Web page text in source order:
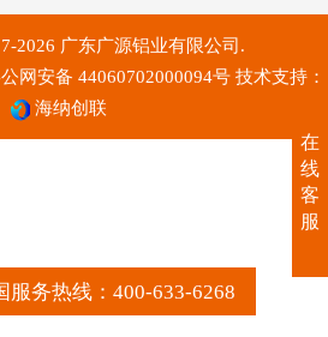
服务热线：400-633-6268
2026 广东广源铝业有限公司.
网安备 44060702000094号 技术支持：
海纳创联
在
线
客
服